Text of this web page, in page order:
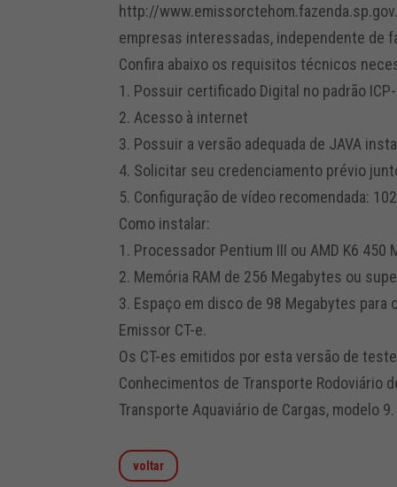
http://
empresas interessadas, independente de
Confira abaixo os requisitos técnicos
1. Possuir certificado Digital no padrão
2. Acesso à internet
3. Possuir a versão adequada de JAVA
4. Solicitar seu credenciamento prévio
5. Configuração de vídeo recomendada:
Como instalar:
1. Processador Pentium III ou AMD K6 450
2. Memória RAM de 256 Megabytes ou
3. Espaço em disco de 98 Megabytes para
Emissor CT-e.
Os CT-es emitidos por esta versão de
Conhecimentos de Transporte Rodoviário
Transporte Aquaviário de Cargas, modelo 9.
voltar